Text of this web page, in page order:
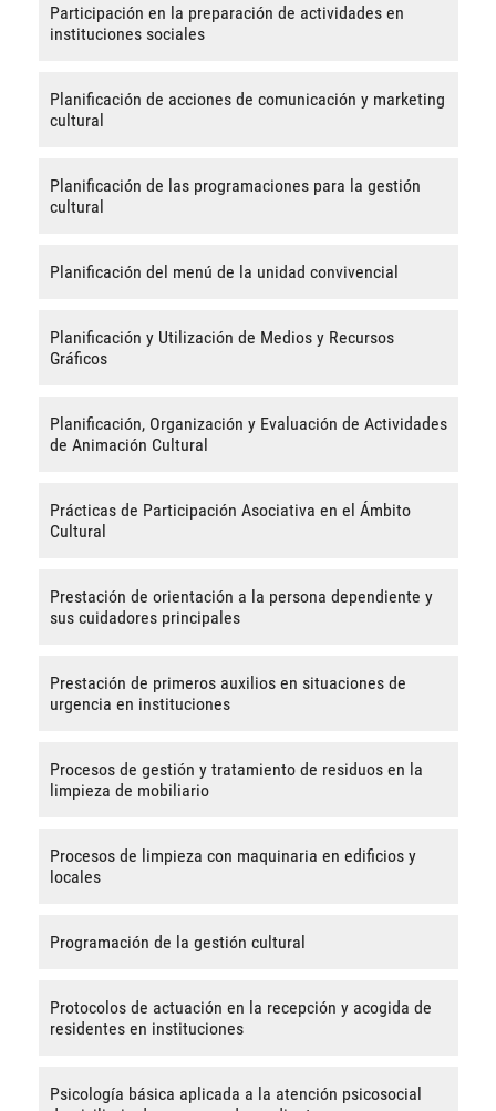
Participación en la preparación de actividades en
instituciones sociales
Planificación de acciones de comunicación y marketing
cultural
Planificación de las programaciones para la gestión
cultural
Planificación del menú de la unidad convivencial
Planificación y Utilización de Medios y Recursos
Gráficos
Planificación, Organización y Evaluación de Actividades
de Animación Cultural
Prácticas de Participación Asociativa en el Ámbito
Cultural
Prestación de orientación a la persona dependiente y
sus cuidadores principales
Prestación de primeros auxilios en situaciones de
urgencia en instituciones
Procesos de gestión y tratamiento de residuos en la
limpieza de mobiliario
Procesos de limpieza con maquinaria en edificios y
locales
Programación de la gestión cultural
Protocolos de actuación en la recepción y acogida de
residentes en instituciones
Psicología básica aplicada a la atención psicosocial